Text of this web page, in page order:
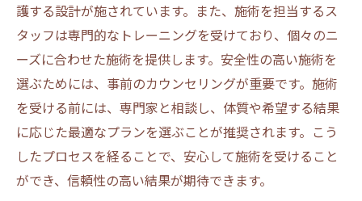
脂肪冷却で期待できる施術後の変化
脂肪冷却の施術後に役立つビフォーアフタ
ー事例
施術の費用とコストパフォーマンスの考察
脂肪冷却の効果を最大化するためのポイント
施術前の準備と心構え
効果を高めるための生活習慣の見直し
護する設計が施されています。また、施術を担当するス
タッフは専門的なトレーニングを受けており、個々のニ
ーズに合わせた施術を提供します。安全性の高い施術を
選ぶためには、事前のカウンセリングが重要です。施術
を受ける前には、専門家と相談し、体質や希望する結果
に応じた最適なプランを選ぶことが推奨されます。こう
したプロセスを経ることで、安心して施術を受けること
ができ、信頼性の高い結果が期待できます。